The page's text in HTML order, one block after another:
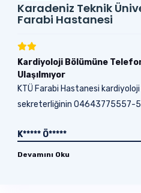
Karadeniz Teknik
Farabi Hastanesi
Kardiyoloji Bölümüne
Ulaşılmıyor
KTÜ Farabi Hastanesi
sekreterliğinin 04643775557-
K***** Ö*****
Devamını Oku